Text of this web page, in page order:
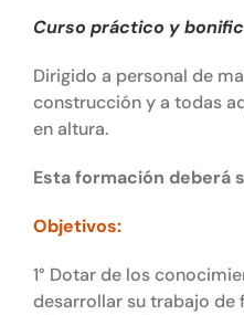
Curso práctico y
Dirigido a personal de
construcción y a todas
en altura.
Esta formación deberá
Objetivos:
1° Dotar de los
desarrollar su trabajo de